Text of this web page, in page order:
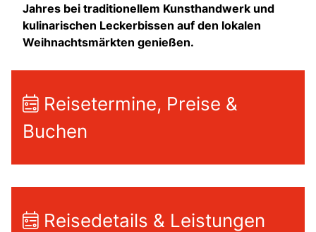
Jahres bei traditionellem Kunsthandwerk und
kulinarischen Leckerbissen auf den lokalen
Weihnachtsmärkten genießen.
Reisetermine, Preise &
Buchen
Reisedetails & Leistungen